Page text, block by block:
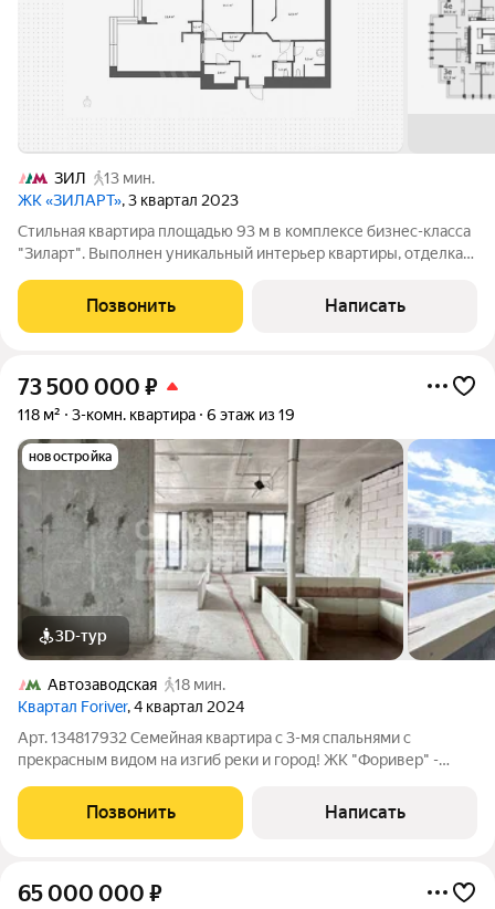
ЗИЛ
13 мин.
ЖК «ЗИЛАРТ», 3 квартал 2023
Стильная квартира площадью 93 м в комплексе бизнес-класса
"Зиларт". Выполнен уникальный интерьер квартиры, отделка
и латуни; на полу паркетная доска; вся мебель гармонично
сочетается между
Позвонить Написать
73 500 000 ₽
118 м² 3-комн. квартира 6 этаж из 19
новостройка
3D-тур
Автозаводская
18 мин.
Квартал Foriver, 4 квартал 2024
Арт. 134817932 Семейная квартира с 3-мя спальнями с
прекрасным видом на изгиб реки и город! ЖК "Форивер" -
Рядом реконструируется Симоновская набережная,
отстраивается новый стадион Торпедо,
Позвонить Написать
65 000 000 ₽